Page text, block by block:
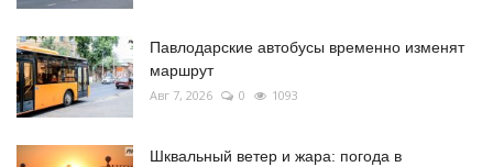
Павлодарские автобусы временно изменят
маршрут
Авг 7, 2026 0 1093
Шквальный ветер и жара: погода в